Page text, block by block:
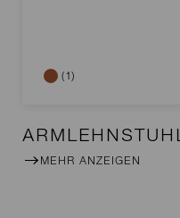
(1)
ARMLEHNSTUHL
MEHR ANZEIGEN